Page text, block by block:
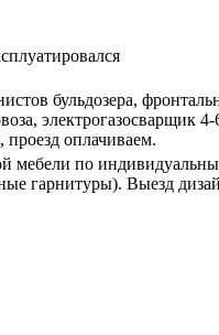
бульдозера,
электрогазосварщик
оплачиваем.
мебели по
гарнитуры). Выезд